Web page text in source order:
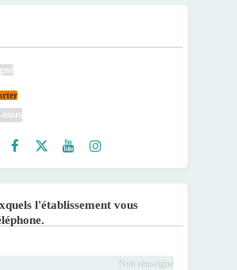
nous
l'établissement vous
Non renseigné